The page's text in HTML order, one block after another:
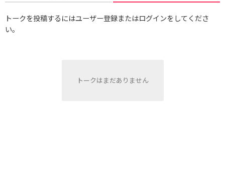
トークを投稿するにはユーザー登録またはログインをしてくださ
い。
トークはまだありません